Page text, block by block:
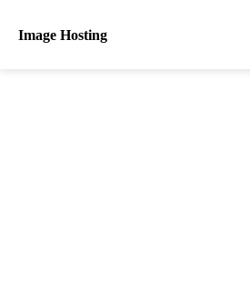
Image Hosting